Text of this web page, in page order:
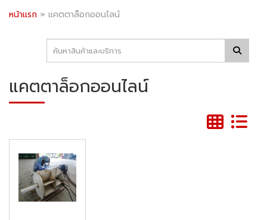
หน้าแรก » แคตตาล็อกออนไลน์
แคตตาล็อกออนไลน์